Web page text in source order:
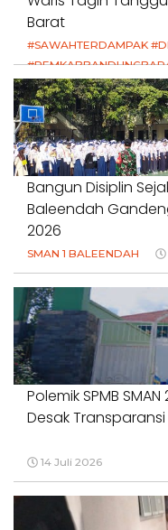
Barat
#SAWAHTERDAMPAK
#HAKPETANI
#NORMALISASISALURAN
18 Juli 2026
Bangun Disiplin
Baleendah
2026
SMAN 1 BALEENDAH
Polemik SPMB
Desak Transparansi
14 Juli 2026